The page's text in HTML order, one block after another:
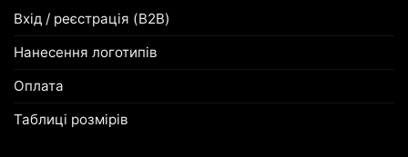
Вхід / реєстрація (B2B)
Нанесення логотипів
Оплата
Таблиці розмірів